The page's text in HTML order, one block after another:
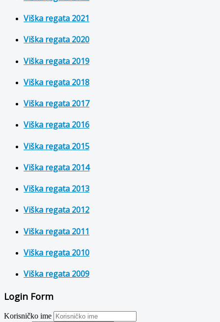
Viška regata 2021
Viška regata 2020
Viška regata 2019
Viška regata 2018
Viška regata 2017
Viška regata 2016
Viška regata 2015
Viška regata 2014
Viška regata 2013
Viška regata 2012
Viška regata 2011
Viška regata 2010
Viška regata 2009
Login Form
Korisničko ime